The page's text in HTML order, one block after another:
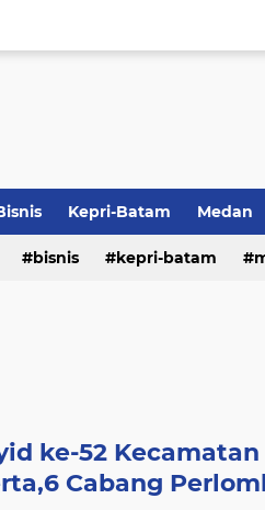
Kepri-Batam Medan
bisnis kepri-batam
ke-52
Cabang